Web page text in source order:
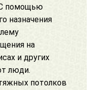
помощью
назначения
на
и других
люди.
потолков